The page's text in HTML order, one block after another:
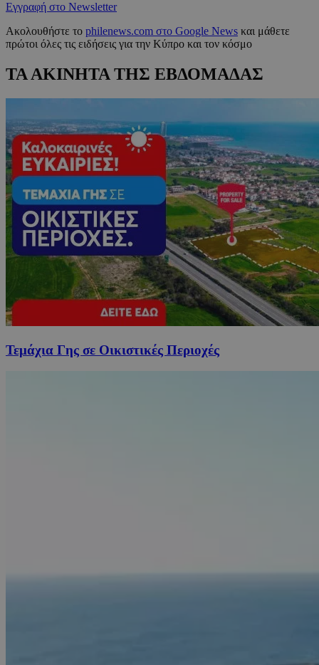
Εγγραφή στο Newsletter
Ακολουθήστε το philenews.com στο Google News και μάθετε
πρώτοι όλες τις ειδήσεις για την Κύπρο και τον κόσμο
ΤΑ ΑΚΙΝΗΤΑ ΤΗΣ ΕΒΔΟΜΑΔΑΣ
Τεμάχια Γης σε Οικιστικές Περιοχές